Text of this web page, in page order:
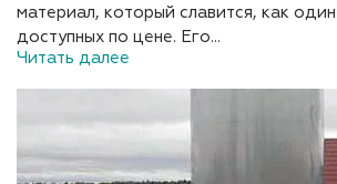
материал, который славится, как
доступных по цене. Его...
Читать далее